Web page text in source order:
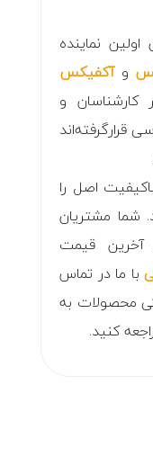
نماینده
وآکفیکس
و
قرارگرفته‌اند
اصل را
شما مشتریان
آخرین قیمت
با ما در تماس
محصولات به
کنید.